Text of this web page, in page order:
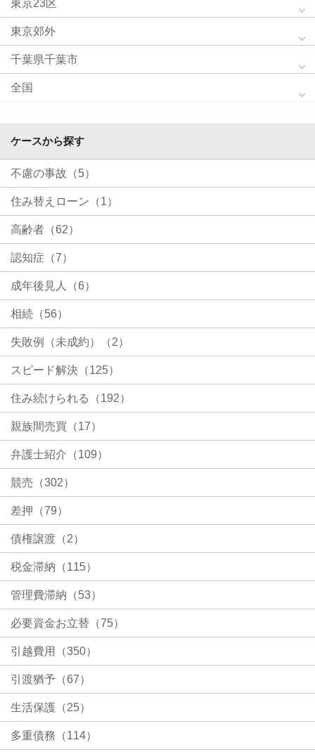
東京23区
東京郊外
千葉県千葉市
全国
ケースから探す
不慮の事故（5）
住み替えローン（1）
高齢者（62）
認知症（7）
成年後見人（6）
相続（56）
失敗例（未成約）（2）
スピード解決（125）
住み続けられる（192）
親族間売買（17）
弁護士紹介（109）
競売（302）
差押（79）
債権譲渡（2）
税金滞納（115）
管理費滞納（53）
必要資金お立替（75）
引越費用（350）
引渡猶予（67）
生活保護（25）
多重債務（114）